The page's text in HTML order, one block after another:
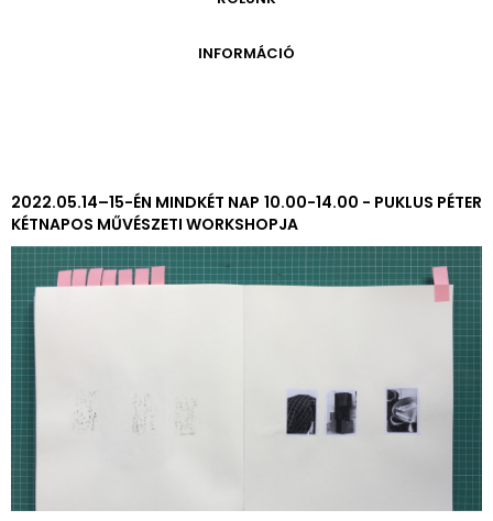
PÉCSI JÓZSEF - A NÉVADÓ
ARCHÍVUM 2014-2018
INFORMÁCIÓ
MEGKÖZELÍTÉS
ÜVEGZSEB
2022.05.14–15-ÉN MINDKÉT NAP 10.00-14.00 - PUKLUS PÉTER
KÉTNAPOS MŰVÉSZETI WORKSHOPJA